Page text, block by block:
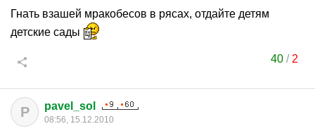
Гнать взашей мракобесов в рясах, отдайте детям
детские сады
40 / 2
P pavel_sol
08:56, 15.12.2010